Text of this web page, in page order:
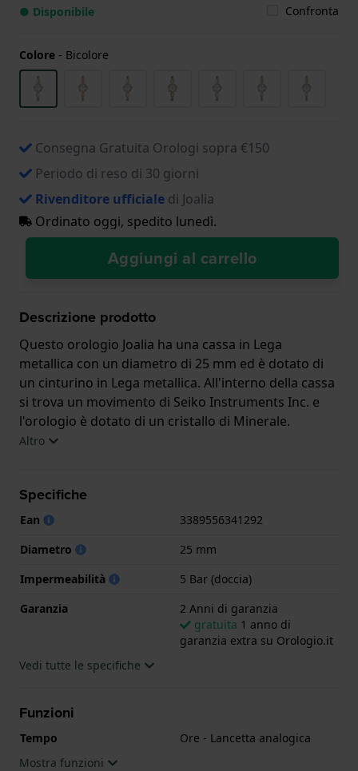
● Disponibile Confronta
Colore - Bicolore
Consegna Gratuita Orologi sopra €150
Periodo di reso di 30 giorni
Rivenditore ufficiale di Joalia
Ordinato oggi, spedito lunedì.
Aggiungi al carrello
Descrizione prodotto
Questo orologio Joalia ha una cassa in Lega
metallica con un diametro di 25 mm ed è dotato di
un cinturino in Lega metallica. All'interno della cassa
si trova un movimento di Seiko Instruments Inc. e
l'orologio è dotato di un cristallo di Minerale.
fornito con 2 Anni di garanzia.
Altro
Specifiche
Ean
3389556341292
Diametro
25 mm
Impermeabilità
5 Bar (doccia)
Garanzia
2 Anni di garanzia
gratuita 1 anno di
garanzia extra su Orologio.it
Vedi tutte le specifiche
Funzioni
Tempo
Ore - Lancetta analogica
Mostra funzioni